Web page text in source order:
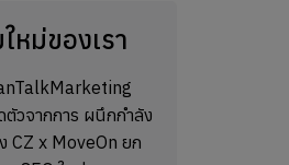
หม่ของเรา
ตัวจากการ ผนึกกำลัง
CZ x MoveOn ยก